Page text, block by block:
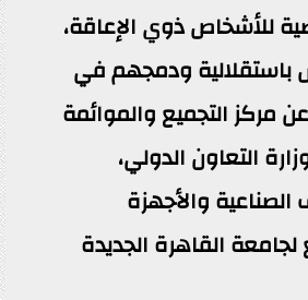
للأشخاص ذوي الإعاقة،
ودمجهم في
مركز التجميع والموائمة
التعاون الدولي،
والأجهزة
لجامعة القاهرة الجديدة